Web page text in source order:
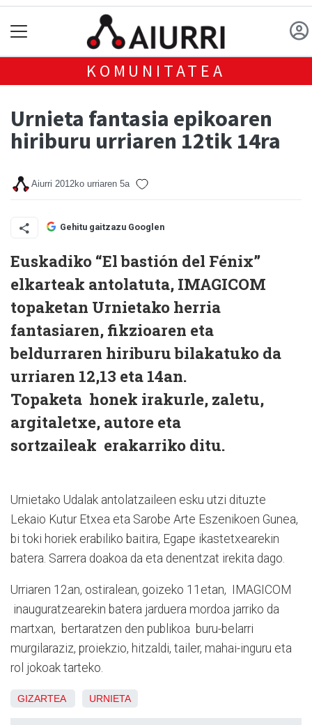
KOMUNITATEA
Urnieta fantasia epikoaren
hiriburu urriaren 12tik 14ra
Aiurri 2012ko urriaren 5a
Gehitu gaitzazu Googlen
Euskadiko “El bastión del Fénix”
elkarteak antolatuta, IMAGICOM
topaketan Urnietako herria
fantasiaren, fikzioaren eta
beldurraren hiriburu bilakatuko da
urriaren 12,13 eta 14an.
Topaketa honek irakurle, zaletu,
argitaletxe, autore eta
sortzaileak erakarriko ditu.
Urnietako Udalak antolatzaileen esku utzi dituzte
Lekaio Kutur Etxea eta Sarobe Arte Eszenikoen Gunea,
bi toki horiek erabiliko baitira, Egape ikastetxearekin
batera. Sarrera doakoa da eta denentzat irekita dago.
Urriaren 12an, ostiralean, goizeko 11etan, IMAGICOM
inauguratzearekin batera jarduera mordoa jarriko da
martxan, bertaratzen den publikoa buru-belarri
murgilaraziz, proiekzio, hitzaldi, tailer, mahai-inguru eta
rol jokoak tarteko.
GIZARTEA URNIETA